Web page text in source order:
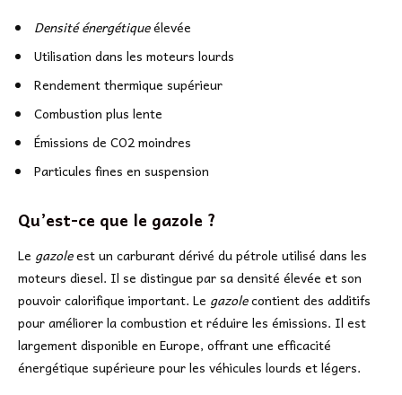
Densité énergétiqueélevée
Utilisation dans les moteurs lourds
Rendement thermique supérieur
Combustion plus lente
Émissions de CO2 moindres
Particules fines en suspension
Qu’est-ce que le gazole ?
Le gazoleest un carburant dérivé du pétrole utilisé dans les
moteurs diesel. Il se distingue par sa densité élevée et son
pouvoir calorifique important. Le gazolecontient des additifs
pour améliorer la combustion et réduire les émissions. Il est
largement disponible en Europe, offrant une efficacité
énergétique supérieure pour les véhicules lourds et légers.